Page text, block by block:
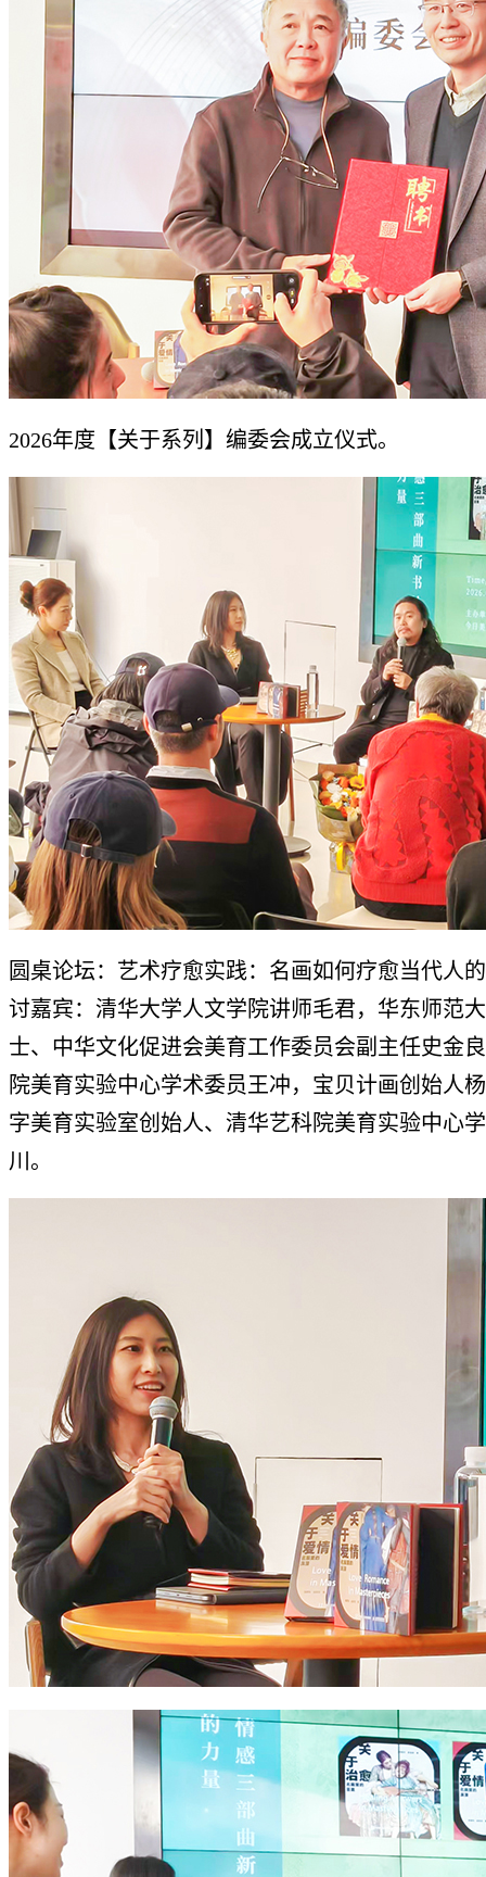
2026年度【关于系列】编委会成立仪式。
圆桌论坛：艺术疗愈实践：名画如何疗愈当代人
讨嘉宾：清华大学人文学院讲师毛君，华东师范
士、中华文化促进会美育工作委员会副主任史金
院美育实验中心学术委员王冲，宝贝计画创始人
字美育实验室创始人、清华艺科院美育实验中心
川。